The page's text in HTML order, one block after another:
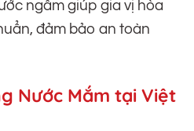
ngâm giúp gia vị hòa
đảm bảo an toàn
Nước Mắm tại Việt